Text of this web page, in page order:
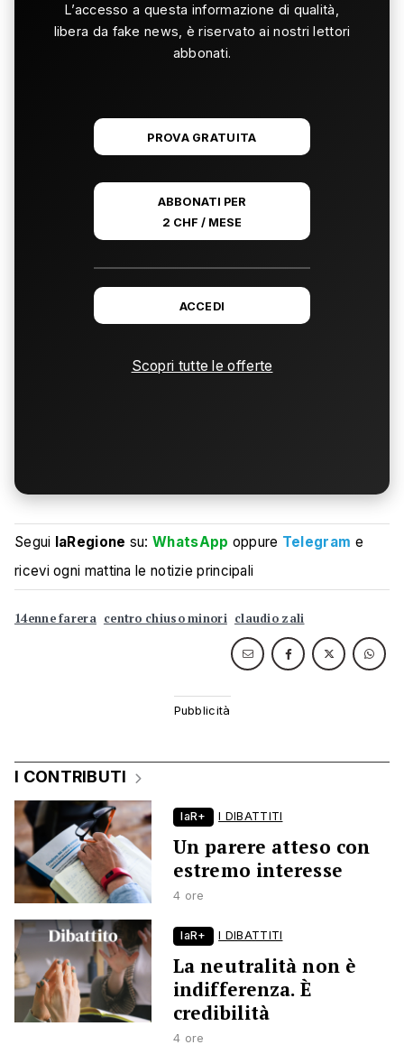
L’accesso a questa informazione di qualità,
libera da fake news, è riservato ai nostri lettori
abbonati.
PROVA GRATUITA
ABBONATI PER
2 CHF / MESE
ACCEDI
Scopri tutte le offerte
Segui laRegione su:WhatsApp oppure Telegram e
ricevi ogni mattina le notizie principali
14enne farera centro chiuso minori claudio zali
I CONTRIBUTI
laR+ I DIBATTITI
Un parere atteso con
estremo interesse
4 ore
laR+ I DIBATTITI
La neutralità non è
indifferenza. È
credibilità
4 ore